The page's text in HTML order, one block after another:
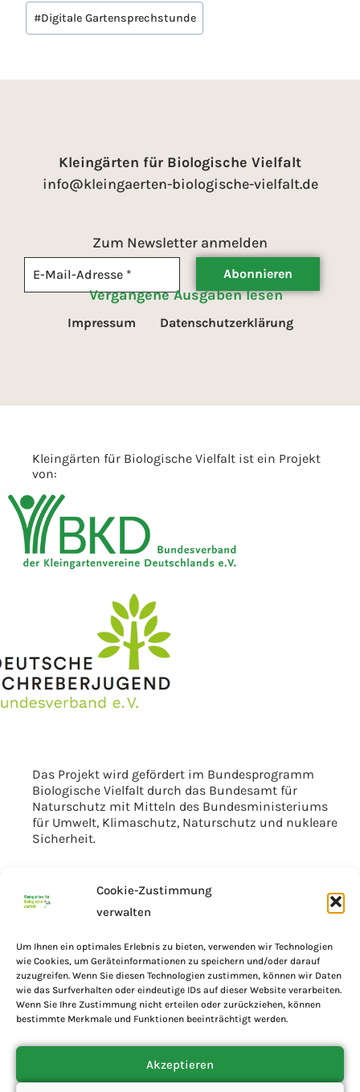
Cookie-Zustimmung
verwalten
Um Ihnen ein optimales Erlebnis zu bieten, verwenden wir Technologien
wie Cookies, um Geräteinformationen zu speichern und/oder darauf
zuzugreifen. Wenn Sie diesen Technologien zustimmen, können wir Daten
wie das Surfverhalten oder eindeutige IDs auf dieser Website verarbeiten.
Wenn Sie Ihre Zustimmung nicht erteilen oder zurückziehen, können
bestimmte Merkmale und Funktionen beeinträchtigt werden.
Akzeptieren
#Digitale Gartensprechstunde
Kleingärten für Biologische Vielfalt
info@kleingaerten-biologische-vielfalt.de
Zum Newsletter anmelden
Vergangene Ausgaben lesen
Impressum Datenschutzerklärung
Kleingärten für Biologische Vielfalt ist ein Projekt
von:
Das Projekt wird gefördert im Bundesprogramm
Biologische Vielfalt durch das Bundesamt für
Naturschutz mit Mitteln des Bundesministeriums
für Umwelt, Klimaschutz, Naturschutz und nukleare
Sicherheit.